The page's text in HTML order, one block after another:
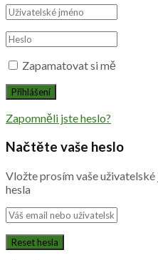
Zapamatovat si mě
Zapomněli jste heslo?
Načtěte vaše heslo
Vložte prosím vaše
hesla